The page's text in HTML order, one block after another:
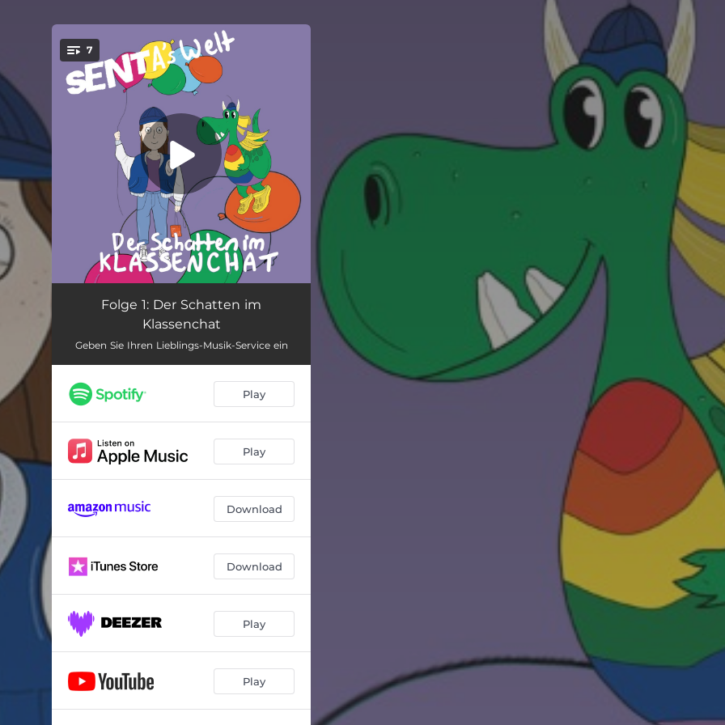
You're all set!
7
Folge 1: Der Schatten im Klassenchat - Teil 1
Folge 1: Der Schatten im Klassenchat - Teil 3 03:07
Folge 1: Der Schatten im Klassenchat - Teil 4 03:03
Folge 1: Der Schatten im Klassenchat - Teil 6 03:07
Folge 1: Der Schatten im Klassenchat - Teil 7 04:37
Folge 1: Der Schatten im
Klassenchat
Geben Sie Ihren Lieblings-Musik-Service ein
Play
Play
Download
Download
Play
Play